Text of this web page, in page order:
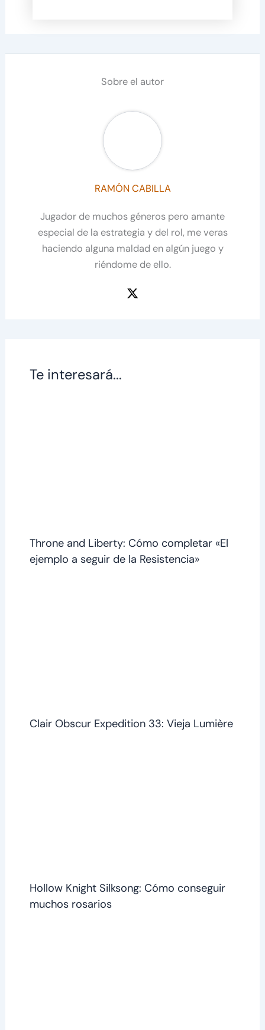
Sobre el autor
RAMÓN CABILLA
Jugador de muchos géneros pero amante
especial de la estrategia y del rol, me veras
haciendo alguna maldad en algún juego y
riéndome de ello.
Te interesará...
Throne and Liberty: Cómo completar «El
ejemplo a seguir de la Resistencia»
Clair Obscur Expedition 33: Vieja Lumière
Hollow Knight Silksong: Cómo conseguir
muchos rosarios